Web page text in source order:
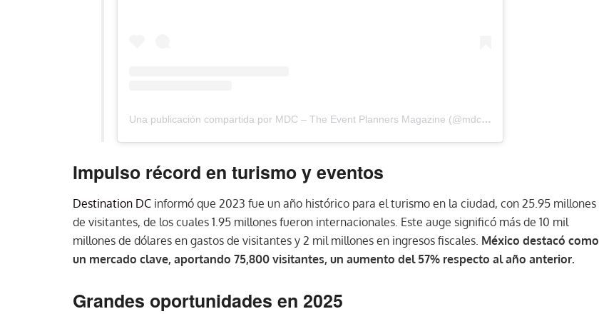
Una publicación compartida por MDC – The Event Planners Magazine (@mdc_magazine)
Impulso récord en turismo y eventos
Destination DC informó que 2023 fue un año histórico para el turismo en la ciudad, con 25.95 millones
de visitantes, de los cuales 1.95 millones fueron internacionales. Este auge significó más de 10 mil
millones de dólares en gastos de visitantes y 2 mil millones en ingresos fiscales. México destacó como
un mercado clave, aportando 75,800 visitantes, un aumento del 57% respecto al año anterior.
Grandes oportunidades en 2025